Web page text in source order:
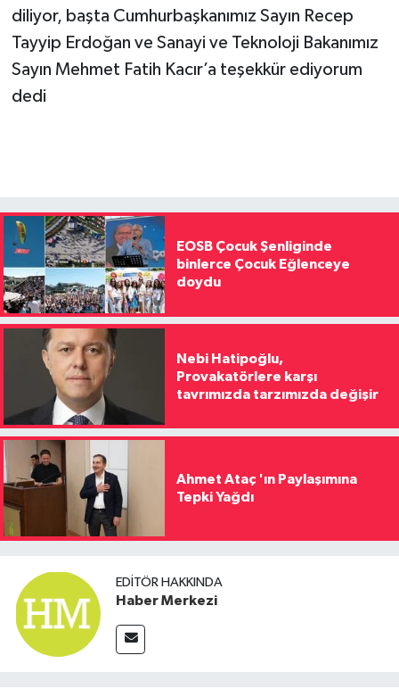
diliyor, başta Cumhurbaşkanımız Sayın Recep
Tayyip Erdoğan ve Sanayi ve Teknoloji Bakanımız
Sayın Mehmet Fatih Kacır’a teşekkür ediyorum
dedi
EOSB Çocuk Şenliginde
binlerce Çocuk Eğlenceye
doydu
Nebi Hatipoğlu,
Provakatörlere karşı
tavrımızda tarzımızda değişir
Ahmet Ataç 'ın Paylaşımına
Tepki Yağdı
EDITÖR HAKKINDA
Haber Merkezi